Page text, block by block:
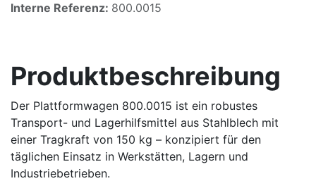
Interne Referenz: 800.0015
Produktbeschreibung
Der Plattformwagen 800.0015 ist ein robustes
Transport- und Lagerhilfsmittel aus Stahlblech mit
einer Tragkraft von 150 kg – konzipiert für den
täglichen Einsatz in Werkstätten, Lagern und
Industriebetrieben.